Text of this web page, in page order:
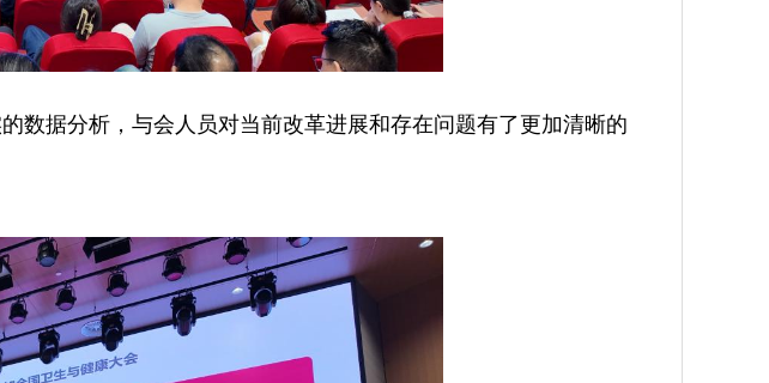
数据分析，与会人员对当前改革进展和存在问题有了更加清晰的